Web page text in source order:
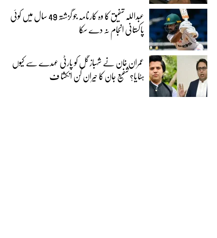
عبداللہ شفیق کا وہ کارنامہ جو گزشتہ 49 سال میں کوئی
پاکستانی انجام نہ دے سکا
عمران خان نے شہباز گل کو پارٹی عہدے سے کیوں
ہٹایا؟ شفیع جان کا حیران کن انکشا ف